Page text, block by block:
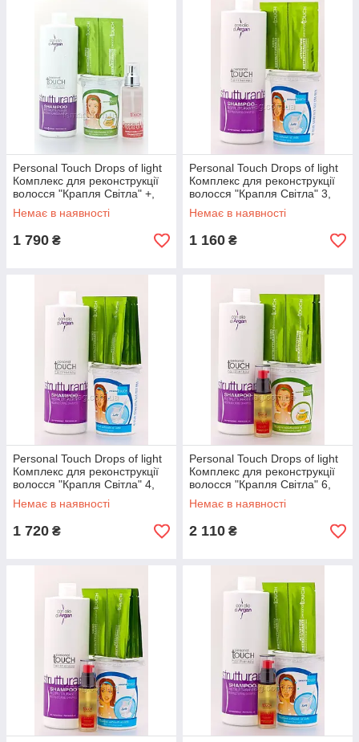
Personal Touch Drops of light
Комплекс для реконструкції
волосся "Крапля Світла" +,
Набір
Немає в наявності
1 790 ₴
Personal Touch Drops of light
Комплекс для реконструкції
волосся "Крапля Світла" 3,
Набір
Немає в наявності
1 160 ₴
Personal Touch Drops of light
Комплекс для реконструкції
волосся "Крапля Світла" 4,
Набір
Немає в наявності
1 720 ₴
Personal Touch Drops of light
Комплекс для реконструкції
волосся "Крапля Світла" 6,
Набір
Немає в наявності
2 110 ₴